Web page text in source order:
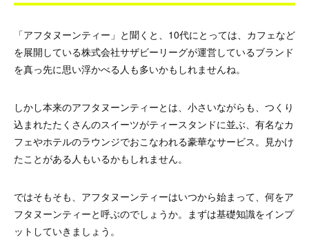
「アフタヌーンティー」と聞くと、10代にとっては、カフェなど
を展開している株式会社サザビーリーグが運営しているブランド
を真っ先に思い浮かべる人も多いかもしれませんね。
しかし本来のアフタヌーンティーとは、小さいながらも、つくり
込まれたたくさんのスイーツがティースタンドに並ぶ、有名なカ
フェやホテルのラウンジでおこなわれる豪華なサービス。見かけ
たことがある人もいるかもしれません。
ではそもそも、アフタヌーンティーはいつから始まって、何をア
フタヌーンティーと呼ぶのでしょうか。まずは基礎知識をインプ
ットしていきましょう。